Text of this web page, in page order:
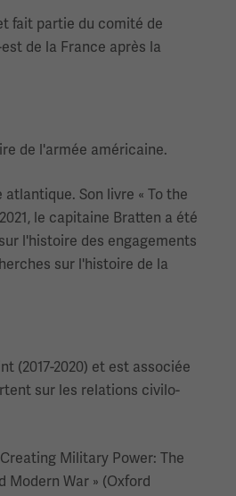
fait partie du comité de
de la France après la
de l'armée américaine.
Son livre « To the
le capitaine Bratten a été
l'histoire des engagements
sur l'histoire de la
(2017-2020) et est associée
sur les relations civilo-
Military Power: The
Modern War » (Oxford